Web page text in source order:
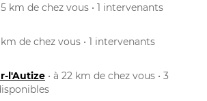
km de chez vous • 1 intervenants
km de chez vous • 1 intervenants
l'Autize • à 22 km de chez vous • 3